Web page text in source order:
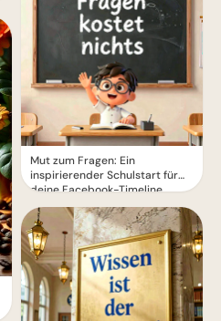
Mut zum Fragen: Ein
inspirierender Schulstart für
deine Facebook-Timeline